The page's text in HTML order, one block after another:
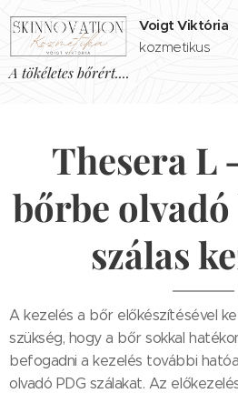
Voigt Viktória
kozmetikus
A tökéletes bőrért....
Thesera L
bőrbe
szálas
A kezelés a bőr előkészítésével
szükség, hogy a bőr sokkal
befogadni a kezelés további
olvadó PDG szálakat. Az